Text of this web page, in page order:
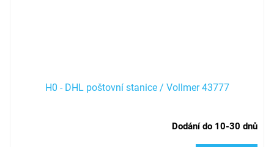
H0 - DHL poštovní stanice / Vollmer 43777
Dodání do 10-30 dnů